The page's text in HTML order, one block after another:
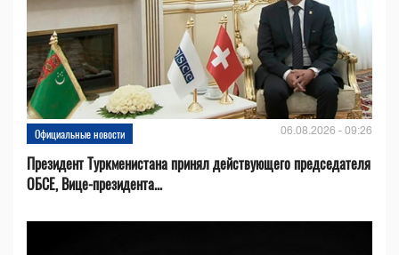
Официальные новости 06.08.2026 - 09:26
Президент Туркменистана принял действующего председателя
ОБСЕ, Вице-президента...